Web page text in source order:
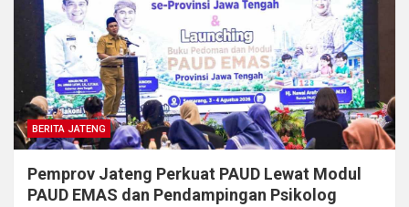
BERITA JATENG
Pemprov Jateng Perkuat PAUD Lewat Modul
PAUD EMAS dan Pendampingan Psikolog